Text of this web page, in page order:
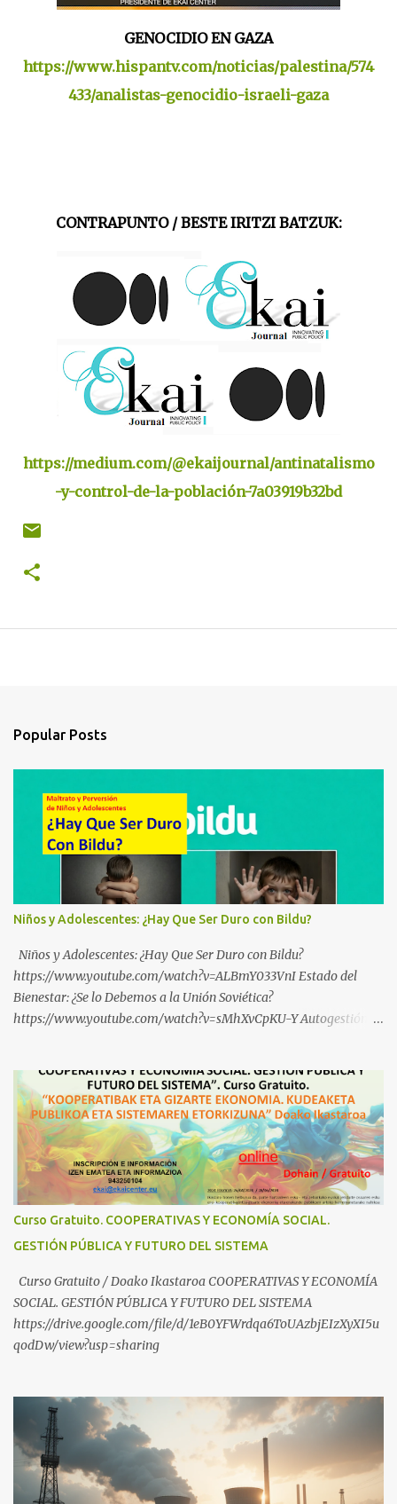
GENOCIDIO EN GAZA
https://www.hispantv.com/noticias/palestina/574
433/analistas-genocidio-israeli-gaza
CONTRAPUNTO / BESTE IRITZI BATZUK:
https://medium.com/@ekaijournal/antinatalismo
-y-control-de-la-población-7a03919b32bd
Popular Posts
Niños y Adolescentes: ¿Hay Que Ser Duro con Bildu?
Niños y Adolescentes: ¿Hay Que Ser Duro con Bildu?
https://www.youtube.com/watch?v=ALBmY033VnI Estado del
Bienestar: ¿Se lo Debemos a la Unión Soviética?
https://www.youtube.com/watch?v=sMhXvCpKU-Y Autogestión
Industrial https://www.youtube.com/shorts/dGKjgqEvRHk
¿Conoces los nuevos canales de BABESTU? Si quieres hacer algo, o
compartir ideas, para proteger a los niños y adolescentes vascos
frente a abusos y manipulaciones: BABESTUren kanal berriak
ezagutzen dituzu? Euskal haurrak eta nerabeak abusu eta
manipulazioetatik babesteko zerbait egin nahi baduzu, edo ideiak
partekatu nahi badituzu: Telegram :
https://whatsapp.com/channel/0029VbBW56k0LKZJWzQyoE1T
SÍGUENOS EN YOUTUBE: https://www.youtube.com/@ekaicenter?
sub_confirmation=1
Curso Gratuito. COOPERATIVAS Y ECONOMÍA SOCIAL.
GESTIÓN PÚBLICA Y FUTURO DEL SISTEMA
Curso Gratuito / Doako Ikastaroa COOPERATIVAS Y ECONOMÍA
SOCIAL. GESTIÓN PÚBLICA Y FUTURO DEL SISTEMA
https://drive.google.com/file/d/1eB0YFWrdqa6ToUAzbjEIzXyXI5u
qodDw/view?usp=sharing